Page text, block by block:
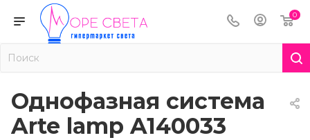
0
Однофазная система
Arte lamp A140033